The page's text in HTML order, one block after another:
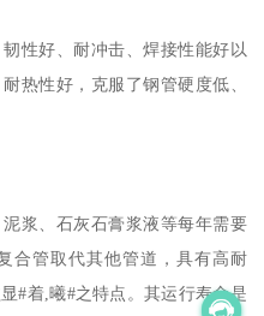
性好、耐冲击、焊接性能好以
热性好，克服了钢管硬度低、
浆、石灰石膏浆液等每年需要
合管取代其他管道，具有高耐
#着,曦#之特点。其运行寿命是